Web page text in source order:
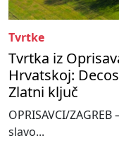
Tvrtke
Tvrtka iz
Hrvatskoj:
Zlatni ključ
OPRISAVCI/
slavo...